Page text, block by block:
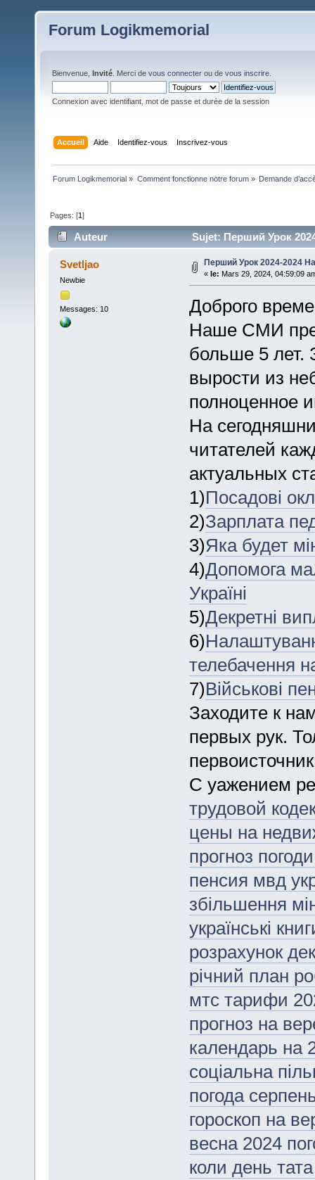
Forum Logikmemorial
Bienvenue, Invité . Merci de vous connecter ou de vous inscrire
Connexion avec identifiant, mot de passe et durée de la session
Accueil Aide Identifiez-vous Inscrivez-vous
Forum Logikmemorial » Comment fonctionne notre forum» Demande
Pages: [1]
Auteur Sujet: Перший Урок
Svetljao
Newbie
Messages: 10
Перший Урок 2024-2024
« le: Mars 29, 2024, 04:59:09
Доброго
Наше СМИ
больше 5 лет.
вырости из
полноценное
На
читателей
актуальных
1)Посадові
2)Зарплата
3)Яка будет
4)Допомога
Україні
5)Декретні
6)
телебачення
7)Військові
Заходите к
первых рук.
С уажением
трудовой
цены на
прогноз
пенсия мвд
збільшення
українські
розрахунок
річний план
мтс тарифи
прогноз на
календарь на
соціальна
погода
гороскоп на
весна 2024
коли день